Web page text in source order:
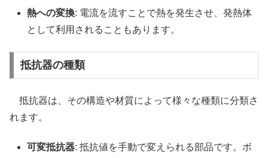
熱への変換: 電流を流すことで熱を発生させ、発熱体
として利用されることもあります。
抵抗器の種類
抵抗器は、その構造や材質によって様々な種類に分類さ
れます。
可変抵抗器: 抵抗値を手動で変えられる部品です。ボ